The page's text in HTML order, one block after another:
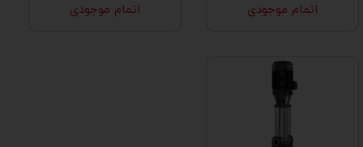
اتمام موجودی اتمام موجودی